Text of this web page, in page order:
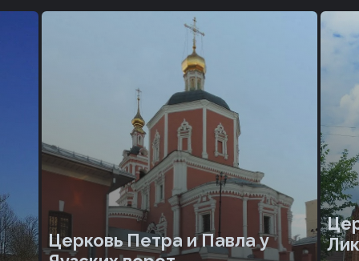
Церковь Петра и Павла у